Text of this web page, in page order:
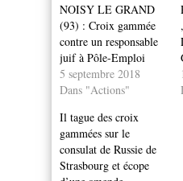
NOISY LE GRAND
(93) : Croix gammée
contre un responsable
juif à Pôle-Emploi
5 septembre 2018
Dans "Actions"
Il tague des croix
gammées sur le
consulat de Russie de
Strasbourg et écope